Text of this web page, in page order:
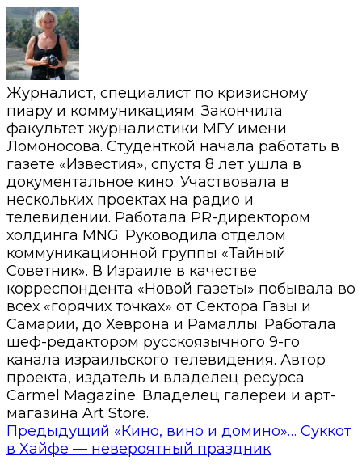
Журналист, специалист по кризисному
пиару и коммуникациям. Закончила
факультет журналистики МГУ имени
Ломоносова. Студенткой начала работать в
газете «Известия», спустя 8 лет ушла в
документальное кино. Участвовала в
нескольких проектах на радио и
телевидении. Работала PR-директором
холдинга MNG. Руководила отделом
коммуникационной группы «Тайный
Советник». В Израиле в качестве
корреспондента «Новой газеты» побывала во
всех «горячих точках» от Сектора Газы и
Самарии, до Хеврона и Рамаллы. Работала
шеф-редактором русскоязычного 9-го
канала израильского телевидения. Автор
проекта, издатель и владелец ресурса
Carmel Magazine. Владелец галереи и арт-
магазина Art Store.
Предыдущий «Кино, вино и домино»… Суккот
в Хайфе — невероятный праздник